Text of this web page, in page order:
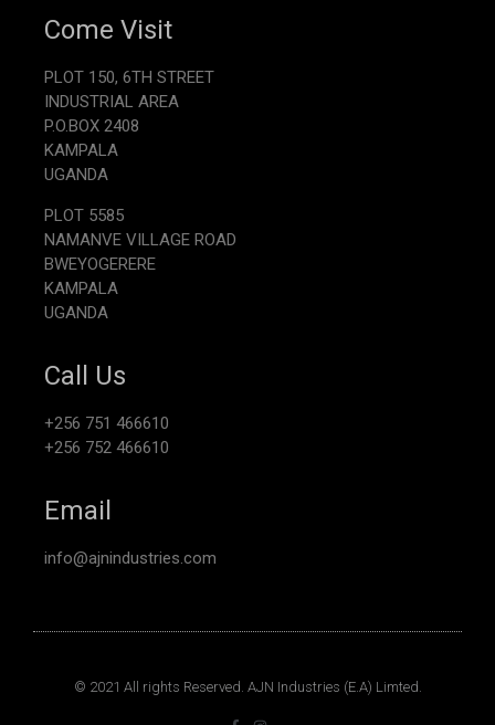
Come Visit
PLOT 150, 6TH STREET
INDUSTRIAL AREA
P.O.BOX 2408
KAMPALA
UGANDA
PLOT 5585
NAMANVE VILLAGE ROAD
BWEYOGERERE
KAMPALA
UGANDA
Call Us
+256 751 466610
+256 752 466610
Email
info@ajnindustries.com
© 2021 All rights Reserved. AJN Industries (E.A) Limted.